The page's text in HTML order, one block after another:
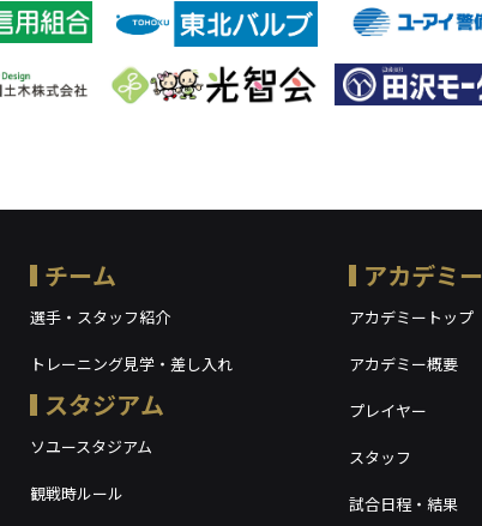
チーム
選手・スタッフ紹介
トレーニング見学・差し入れ
スタジアム
ソユースタジアム
観戦時ルール
アカデミ
アカデミートップ
アカデミー概要
プレイヤー
スタッフ
試合日程・結果